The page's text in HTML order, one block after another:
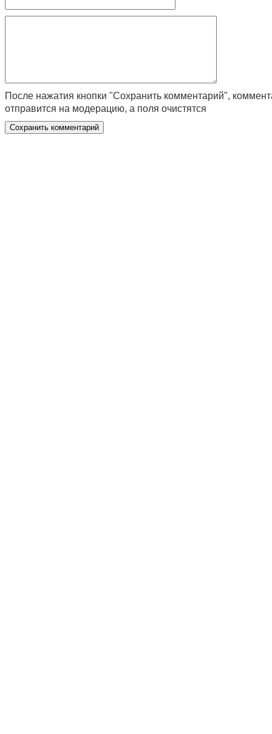
После нажатия кнопки "Сохранить комментарий",
отправится на модерацию, а поля очистятся